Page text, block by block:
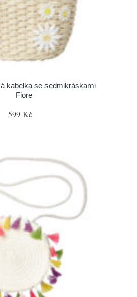
kabelka se sedmikráskami
Fiore
599 Kč